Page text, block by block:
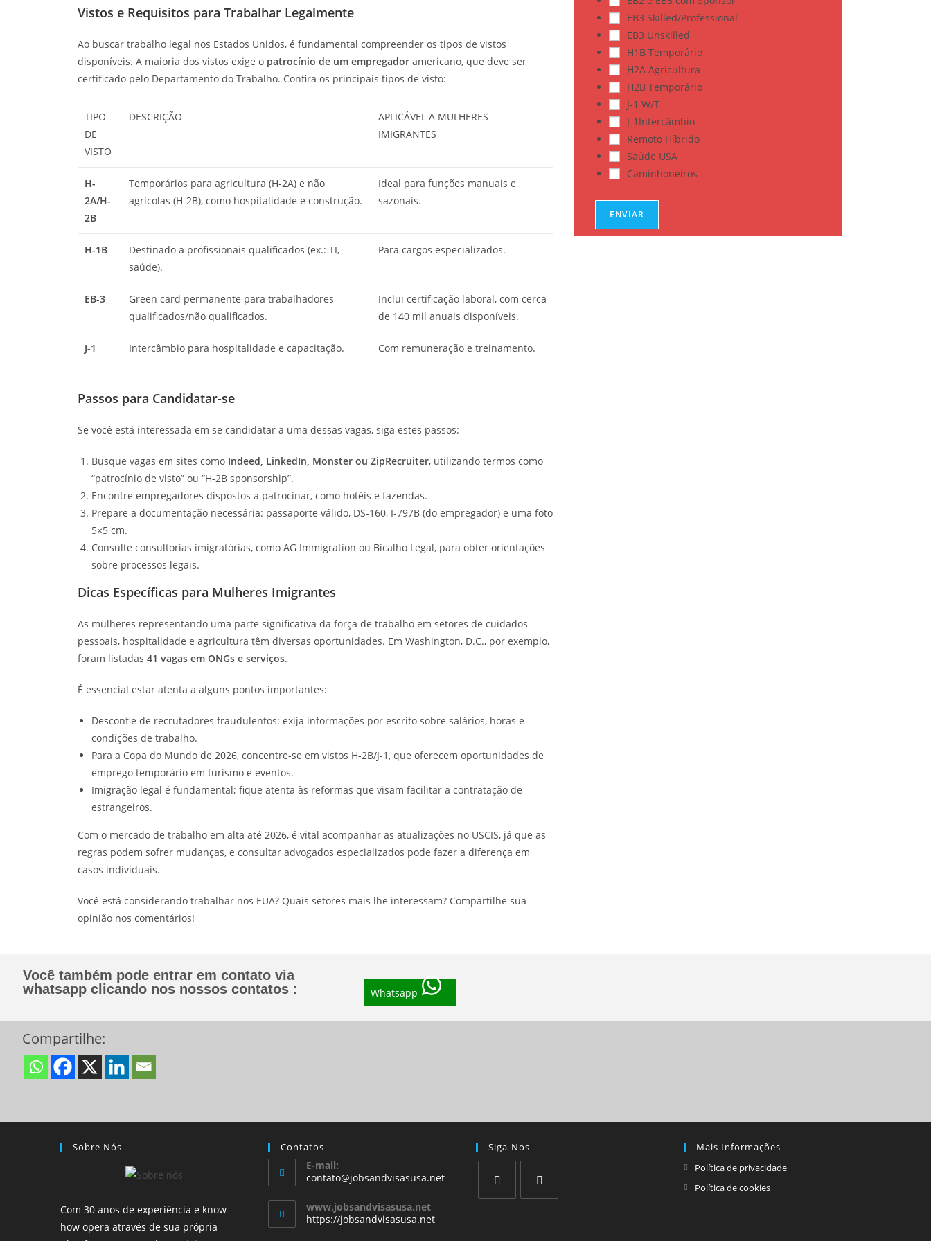
Vistos e Requisitos para Trabalhar Legalmente
Ao buscar trabalho legal nos Estados Unidos, é fundamental compreender os tipos de vistos
disponíveis. A maioria dos vistos exige o patrocínio de um empregador americano, que deve ser
certificado pelo Departamento do Trabalho. Confira os principais tipos de visto:
TIPO
DE
VISTO
DESCRIÇÃO
APLICÁVEL A MULHERES
IMIGRANTES
H-
2A/H-
2B
Temporários para agricultura (H-2A) e não
agrícolas (H-2B), como hospitalidade e construção.
Ideal para funções manuais e
sazonais.
H-1B
Destinado a profissionais qualificados (ex.: TI,
saúde).
Para cargos especializados.
EB-3
Green card permanente para trabalhadores
qualificados/não qualificados.
Inclui certificação laboral, com cerca
de 140 mil anuais disponíveis.
J-1 Intercâmbio para hospitalidade e capacitação. Com remuneração e treinamento.
Passos para Candidatar-se
Se você está interessada em se candidatar a uma dessas vagas, siga estes passos:
Busque vagas em sites como Indeed, LinkedIn, Monster ou ZipRecruiter, utilizando termos como
“patrocínio de visto” ou “H-2B sponsorship”.
Encontre empregadores dispostos a patrocinar, como hotéis e fazendas.
Prepare a documentação necessária: passaporte válido, DS-160, I-797B (do empregador) e uma foto
5×5 cm.
Consulte consultorias imigratórias, como AG Immigration ou Bicalho Legal, para obter orientações
sobre processos legais.
Dicas Específicas para Mulheres Imigrantes
As mulheres representando uma parte significativa da força de trabalho em setores de cuidados
pessoais, hospitalidade e agricultura têm diversas oportunidades. Em Washington, D.C., por exemplo,
foram listadas 41 vagas em ONGs e serviços.
É essencial estar atenta a alguns pontos importantes:
Desconfie de recrutadores fraudulentos: exija informações por escrito sobre salários, horas e
condições de trabalho.
Para a Copa do Mundo de 2026, concentre-se em vistos H-2B/J-1, que oferecem oportunidades de
emprego temporário em turismo e eventos.
Imigração legal é fundamental; fique atenta às reformas que visam facilitar a contratação de
estrangeiros.
Com o mercado de trabalho em alta até 2026, é vital acompanhar as atualizações no USCIS, já que as
regras podem sofrer mudanças, e consultar advogados especializados pode fazer a diferença em
casos individuais.
Você está considerando trabalhar nos EUA? Quais setores mais lhe interessam? Compartilhe sua
opinião nos comentários!
m
a
s
o
s
EB3 Skilled/Professional
EB3 Unskilled
H1B Temporário
H2A Agricultura
H2B Temporário
J-1 W/T
J-1Intercâmbio
Remoto Híbrido
Saúde USA
Caminhoneiros
ENVIAR
Você também pode entrar em contato via
whatsapp clicando nos nossos contatos :
Whatsapp
Compartilhe:
Sobre Nós
Com 30 anos de experiência e know-
how opera através de sua própria
Contatos
E-mail:
contato@jobsandvisasusa.net
www.jobsandvisasusa.net
https://jobsandvisasusa.net
Siga-Nos
Mais Informações
Política de privacidade
Política de cookies